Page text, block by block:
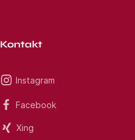
Kontakt
Instagram
Facebook
Xing